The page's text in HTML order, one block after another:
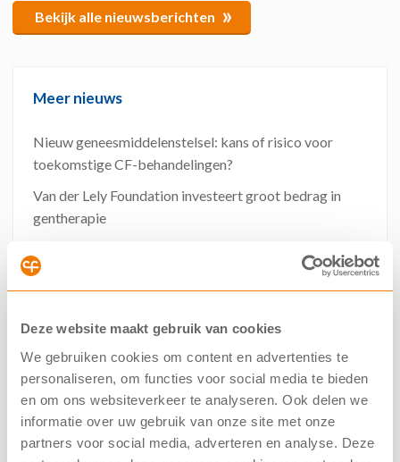
Deze website maakt gebruik van cookies
We gebruiken cookies om content en advertenties te
personaliseren, om functies voor social media te bieden
en om ons websiteverkeer te analyseren. Ook delen we
informatie over uw gebruik van onze site met onze
partners voor social media, adverteren en analyse. Deze
Bekijk alle nieuwsberichten »
Meer nieuws
Nieuw geneesmiddelenstelsel: kans of risico voor
toekomstige CF-behandelingen?
Van der Lely Foundation investeert groot bedrag in
gentherapie
kwaliteitsregistratie
mutaties gestart
NCFS steunt campagne #IkKanNietMeer tegen
hogere zorgkosten
Meerdere CF‑onderzoeken stopgezet
Online collecteweken 2026